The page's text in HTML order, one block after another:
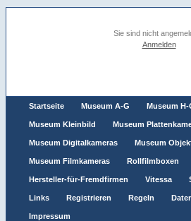
Sie sind nicht
Anmelden
Startseite Museum A-G Museum H-
Museum Kleinbild Museum
Museum Digitalkameras Museum
Museum Filmkameras Rollfilmboxen
Hersteller-für-Fremdfirmen Vitessa
Links Registrieren Regeln
Impressum